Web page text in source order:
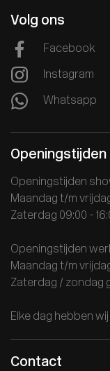
Volg ons
Facebook
Instagram
Whatsapp
Openingstijden
Openingstijden
Maandag t/m
Zaterdag 09:00 -
Openingstijden
Maandag t/m
Zaterdag / zondag
Elke dag hebben wij
Contact